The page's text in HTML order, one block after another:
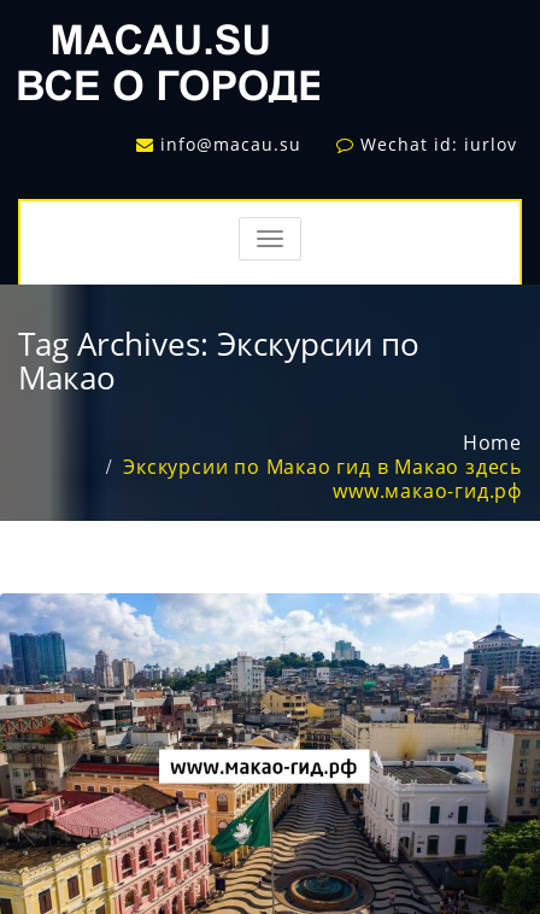
info@macau.su Wechat id: iurlov
TOGGLE
NAVIGATION
Tag Archives: Экскурсии по
Макао
Home
Экскурсии по Макао гид в Макао здесь
www.макао-гид.рф